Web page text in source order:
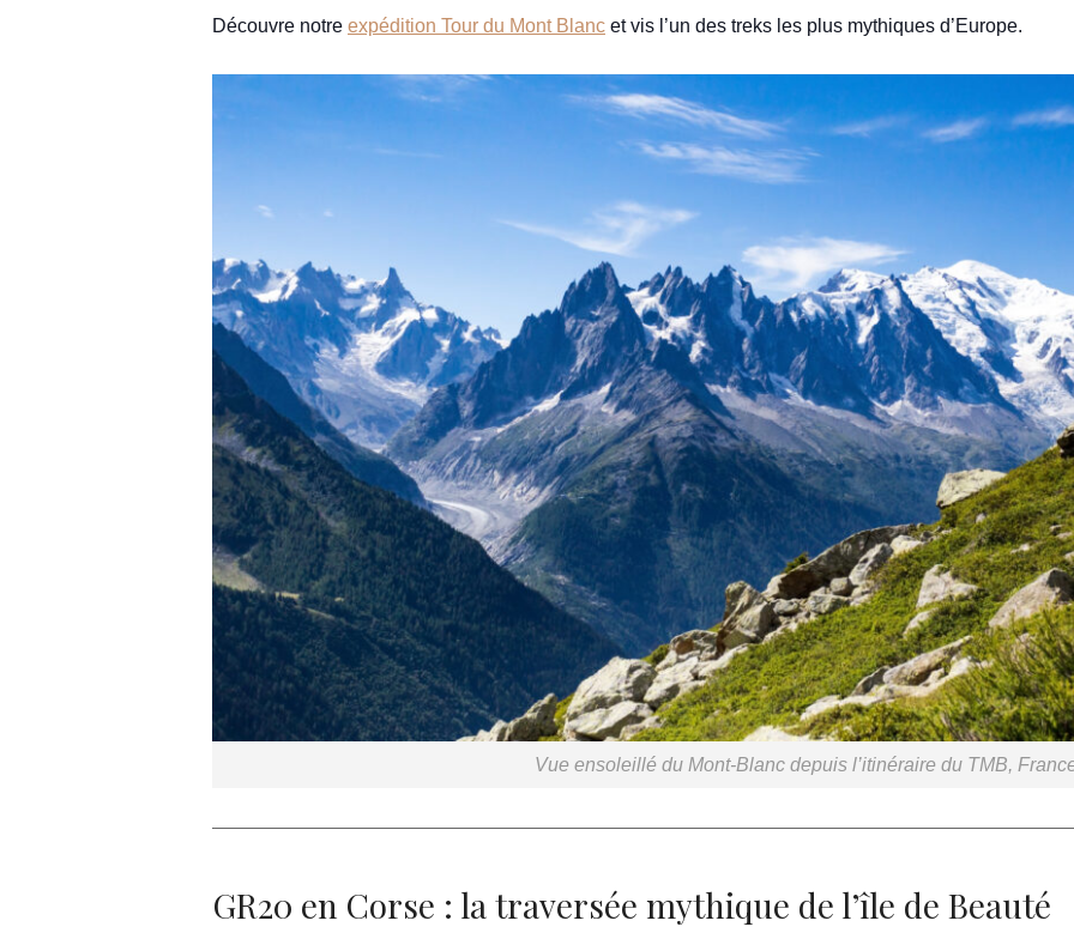
Découvre notre expédition Tour du Mont Blanc et vis l’un des treks les plus mythiques d’Europe.
Vue ensoleillé du Mont-Blanc depuis l’itinéraire du TMB,
GR20 en Corse : la traversée mythique de l’île de Beauté